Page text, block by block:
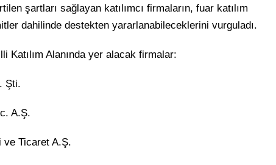
şartları sağlayan katılımcı firmaların, fuar katılım
dahilinde destekten yararlanabileceklerini vurguladı.
Katılım Alanında yer alacak firmalar:
Şti.
A.Ş.
Ticaret A.Ş.